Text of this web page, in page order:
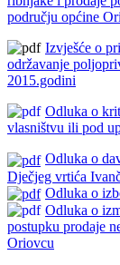
području općine
Izvješće o
održavanje
2015.godini
Odluka o
vlasništvu ili pod
Odluka o
Dječjeg vrtića
Odluka o
Odluka o
postupku prodaje
Oriovcu